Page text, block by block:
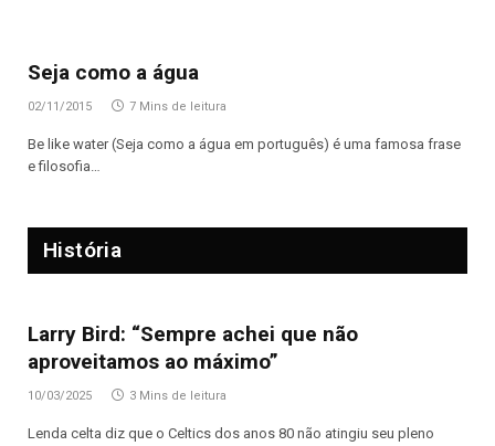
Seja como a água
02/11/2015 7 Mins de leitura
Be like water (Seja como a água em português) é uma famosa frase
e filosofia…
História
Larry Bird: “Sempre achei que não
aproveitamos ao máximo”
10/03/2025 3 Mins de leitura
Lenda celta diz que o Celtics dos anos 80 não atingiu seu pleno